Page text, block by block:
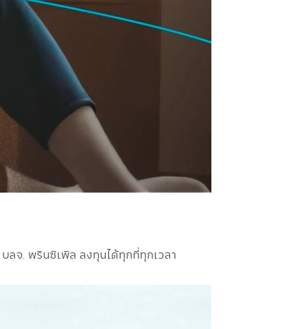
ลจ. พรินซิเพิล ลงทุนได้ทุกที่ทุกเวลา